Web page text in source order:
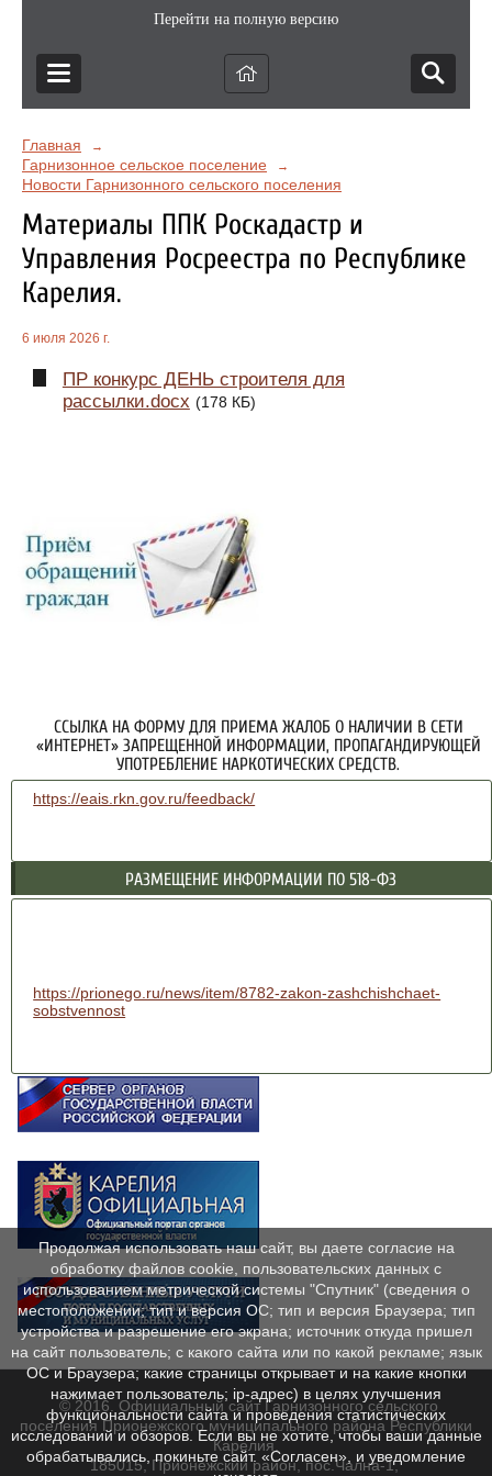
Перейти на полную версию
Главная →
Гарнизонное сельское поселение →
Новости Гарнизонного сельского поселения
Материалы ППК Роскадастр и
Управления Росреестра по Республике
Карелия.
6 июля 2026 г.
ПР конкурс ДЕНЬ строителя для
рассылки.docx (178 КБ)
ССЫЛКА НА ФОРМУ ДЛЯ ПРИЕМА ЖАЛОБ О НАЛИЧИИ В СЕТИ
«ИНТЕРНЕТ» ЗАПРЕЩЕННОЙ ИНФОРМАЦИИ, ПРОПАГАНДИРУЮЩЕЙ
УПОТРЕБЛЕНИЕ НАРКОТИЧЕСКИХ СРЕДСТВ.
https://eais.rkn.gov.ru/feedback/
РАЗМЕЩЕНИЕ ИНФОРМАЦИИ ПО 518-ФЗ
https://prionego.ru/news/item/8782-zakon-zashchishchaet-
sobstvennost
© 2016. Официальный сайт Гарнизонного сельского
поселения Прионежского муниципального района Республики
Карелия.
185015, Прионежский район, пос.Чална-1,
Продолжая использовать наш сайт, вы даете согласие на
обработку файлов cookie, пользовательских данных с
использованием метрической системы "Спутник" (сведения о
местоположении; тип и версия ОС; тип и версия Браузера; тип
устройства и разрешение его экрана; источник откуда пришел
на сайт пользователь; с какого сайта или по какой рекламе; язык
ОС и Браузера; какие страницы открывает и на какие кнопки
нажимает пользователь; ip-адрес) в целях улучшения
функциональности сайта и проведения статистических
исследований и обзоров. Если вы не хотите, чтобы ваши данные
обрабатывались, покиньте сайт. «Согласен», и уведомление